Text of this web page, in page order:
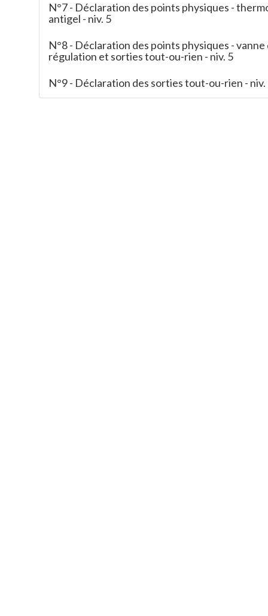
N°7 - Déclaration des points physiques -
antigel - niv. 5
N°8 - Déclaration des points physiques - vanne
régulation et sorties tout-ou-rien - niv. 5
N°9 - Déclaration des sorties tout-ou-rien - niv.